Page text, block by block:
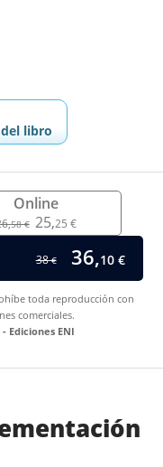
libro
Online
58 € 25,25 €
38€ 36,10 €
toda reproducción con
comerciales.
Ediciones ENI